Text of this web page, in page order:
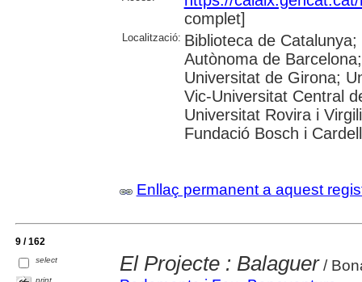
complet]
Localització: Biblioteca de
Autònoma de
Universitat de Girona;
Vic-Universitat Central
Universitat Rovira i
Fundació Bosch i
Enllaç permanent a aquest
9 / 162
select
print
El Projecte : Balaguer/